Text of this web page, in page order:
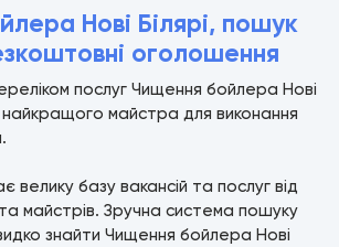
Нові Білярі, пошук
оголошення
послуг Чищення бойлера Нові
найкращого майстра для виконання
велику базу вакансій та послуг від
майстрів. Зручна система пошуку
знайти Чищення бойлера Нові